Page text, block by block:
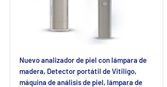
Nuevo analizador de piel con lámpara de
madera, Detector portátil de Vitiligo,
máquina de análisis de piel, lámpara de